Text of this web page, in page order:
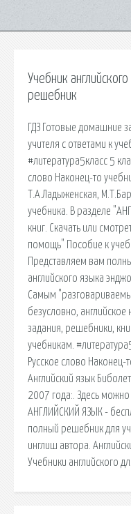
Учебник
решебник
ГДЗ Готовые домашние
учителя с ответами к
#литература5класс 5
слово Наконец-то
Т.А.Ладыженская,
учебника. В разделе
книг. Скачать или
помощь" Пособие к
Представляем вам
английского языка
Самым
безусловно,
задания, решебники,
учебникам.
Русское слово Наконец-
Английский язык
2007 года:. Здесь можно
АНГЛИЙСКИЙ ЯЗЫК -
полный решебник для
инглиш автора.
Учебники английского